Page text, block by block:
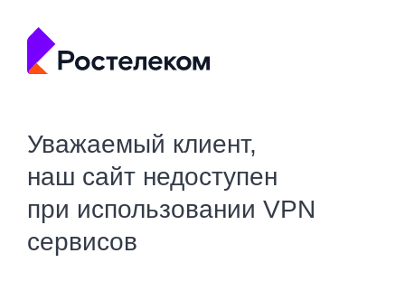
Уважаемый клиент,
наш сайт недоступен
при использовании VPN
сервисов